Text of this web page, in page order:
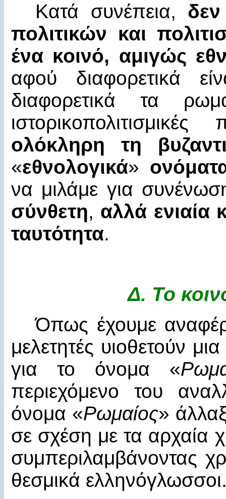
Κατά συνέπεια,
πολιτικών και
ένα κοινό, αμιγώς
αφού διαφορετικά
διαφορετικά τα
ολόκληρη τη
«εθνολογικά»
να μιλάμε για
σύνθετη, αλλά ενιαία
ταυτότητα.
Δ. Το
Όπως έχουμε
μελετητές υιοθετούν
για το όνομα «
περιεχόμενο του
όνομα «Ρωμαίος»
σε σχέση με τα αρχαία
συμπεριλαμβάνοντας
θεσμικά